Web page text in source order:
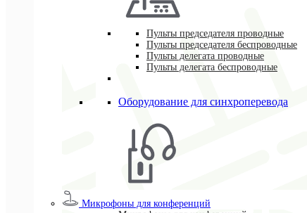
Пульты председателя проводные
Пульты председателя беспроводные
Пульты делегата проводные
Пульты делегата беспроводные
Оборудование для синхроперевода
Микрофоны для конференций